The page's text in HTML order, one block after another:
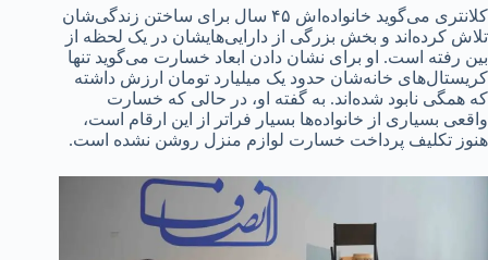
کلانتری می‌گوید خانواده‌اش ۴۵ سال برای ساختن زندگی‌شان
تلاش کرده‌اند و بخش بزرگی از دارایی‌هایشان در یک لحظه از
بین رفته است. او برای نشان دادن ابعاد خسارت می‌گوید تنها
کریستال‌های خانه‌شان حدود یک میلیارد تومان ارزش داشته
که همگی نابود شده‌اند. به گفته او، در حالی که خسارت
واقعی بسیاری از خانواده‌ها بسیار فراتر از این ارقام است،
هنوز تکلیف پرداخت خسارت لوازم منزل روشن نشده است.